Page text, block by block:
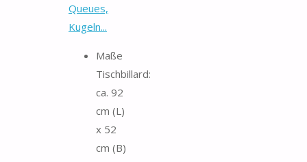
Queues,
Kugeln...
Maße
Tischbillard:
ca. 92
cm (L)
x 52
cm (B)